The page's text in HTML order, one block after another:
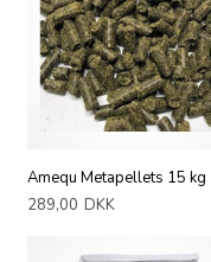
Amequ Metapellets 15 kg
289,00 DKK